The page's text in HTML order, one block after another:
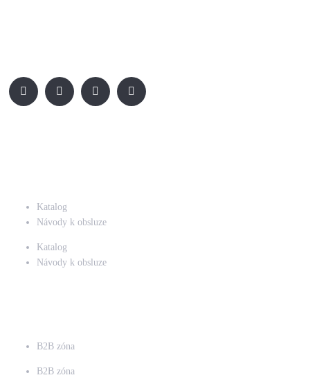
Katalog
Návody k obsluze
Katalog
Návody k obsluze
B2B zóna
B2B zóna